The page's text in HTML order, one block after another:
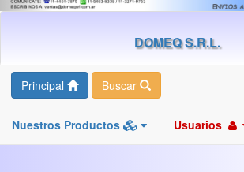
DOMEQ S.R.L.
Principal Buscar
Nuestros Productos Usuarios